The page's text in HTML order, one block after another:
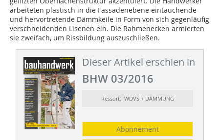
arbeiteten plastisch in die Fassadenebene eintauchende
und hervortretende Dämmkeile in Form von sich gegenläufig
verschneidenden Lisenen ein. Die Rahmenecken armierten
sie zweifach, um Rissbildung auszuschließen.
Dieser Artikel erschien in
BHW 03/2016
Ressort: WDVS + DÄMMUNG
Abonnement